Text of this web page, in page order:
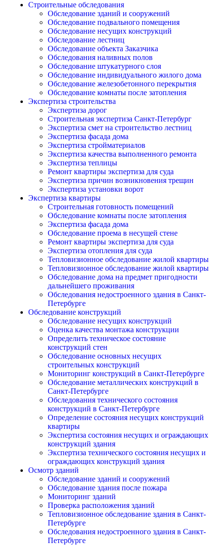
Строительные обследования
Обследование зданий и сооружений
Обследование подвального помещения
Обследование несущих конструкций
Обследование лестниц
Обследование объекта Заказчика
Обследования наливных полов
Обследование штукатурного слоя
Обследование индивидуального жилого дома
Обследование железобетонного перекрытия
Обследование комнаты после затопления
Экспертиза строительства
Экспертиза дорог
Строительная экспертиза Санкт-Петербург
Экспертиза смет на строительство лестниц
Экспертиза фасада дома
Экспертиза стройматериалов
Экспертиза качества выполненного ремонта
Экспертиза теплицы
Ремонт квартиры экспертиза для суда
Экспертиза причин возникновения трещин
Экспертиза установки ворот
Экспертиза квартиры
Строительная готовность помещений
Обследование комнаты после затопления
Экспертиза фасада дома
Обследование проема в несущей стене
Ремонт квартиры экспертиза для суда
Экспертиза отопления для суда
Тепловизионное обследование жилой квартиры
Тепловизионное обследование жилой квартиры
Обследование дома на предмет пригодности
дальнейшего проживания
Обследования недостроенного здания в Санкт-
Петербурге
Обследование конструкций
Обследование несущих конструкций
Оценка качества монтажа конструкции
Определить техническое состояние
конструкций стен
Обследование основных несущих
строительных конструкций
Мониторинг конструкций в Санкт-Петербурге
Обследование металлических конструкций в
Санкт-Петербурге
Обследования технического состояния
конструкций в Санкт-Петербурге
Определение состояния несущих конструкций
квартиры
Экспертиза состояния несущих и ограждающих
конструкций здания
Экспертиза технического состояния несущих и
ограждающих конструкций здания
Осмотр зданий
Обследование зданий и сооружений
Обследование здания после пожара
Мониторинг зданий
Проверка расположения зданий
Тепловизионное обследование здания в Санкт-
Петербурге
Обследования недостроенного здания в Санкт-
Петербурге